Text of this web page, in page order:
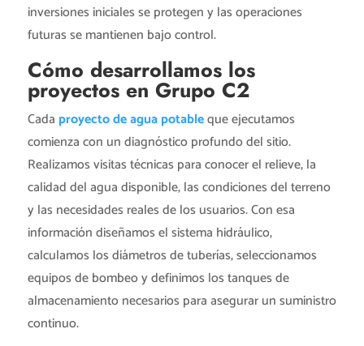
inversiones iniciales se protegen y las operaciones
futuras se mantienen bajo control.
Cómo desarrollamos los
proyectos en Grupo C2
Cada proyecto de agua potableque ejecutamos
comienza con un diagnóstico profundo del sitio.
Realizamos visitas técnicas para conocer el relieve, la
calidad del agua disponible, las condiciones del terreno
y las necesidades reales de los usuarios. Con esa
información diseñamos el sistema hidráulico,
calculamos los diámetros de tuberías, seleccionamos
equipos de bombeo y definimos los tanques de
almacenamiento necesarios para asegurar un suministro
continuo.